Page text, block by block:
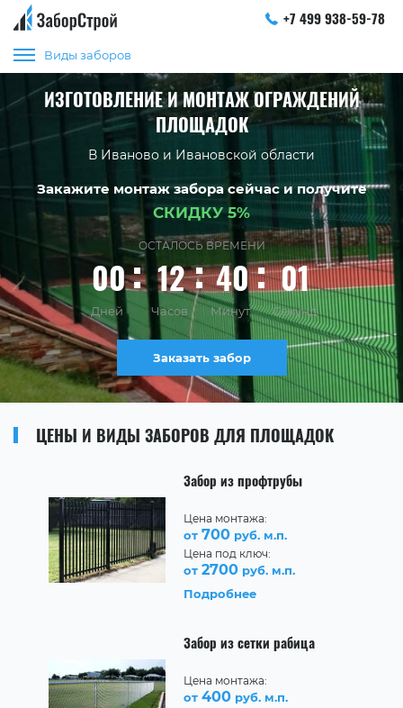
+7 499 938-59-78
Виды заборов
ИЗГОТОВЛЕНИЕ И МОНТАЖ ОГРАЖДЕНИЙ
ПЛОЩАДОК
В Иваново и Ивановской области
Закажите монтаж забора сейчас и получите
СКИДКУ 5%
ОСТАЛОСЬ ВРЕМЕНИ
00 12 40 00
Дней Часов Минут Секунд
Заказать забор
ЦЕНЫ И ВИДЫ ЗАБОРОВ ДЛЯ ПЛОЩАДОК
Забор из профтрубы
Цена монтажа:
от 700 руб. м.п.
Цена под ключ:
от 2700 руб. м.п.
Подробнее
Забор из сетки рабица
Цена монтажа:
от 400 руб. м.п.